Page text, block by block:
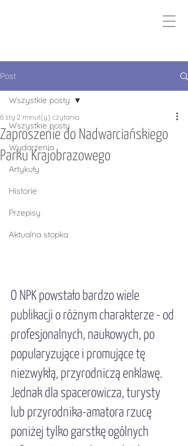
Post
Wszystkie posty
Wydarzenia
Artykuły
Historie
Przepisy
Aktualna stopka
Wszystkie posty
Zaproszenie do Nadwarciańskiego
Parku Krajobrazowego
6 sty 2 minut(y) czytania
O NPK powstało bardzo wiele
publikacji o różnym charakterze - od
profesjonalnych, naukowych, po
popularyzujące i promujące tę
niezwykłą, przyrodniczą enklawę.
Jednak dla spacerowicza, turysty
lub przyrodnika-amatora rzucę
poniżej tylko garstkę ogólnych